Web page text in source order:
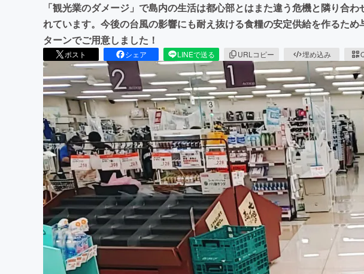
「観光業のダメージ」で島内の生活は都心部とはまた違う危機と隣り合
れています。今後の台風の影響にも耐え抜ける食糧の安定供給を作るため
ターンでご用意しました！
ポスト シェア LINEで送る URLコピー 埋め込み